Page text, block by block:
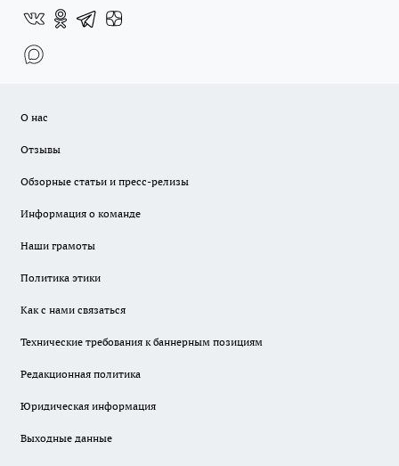
О нас
Отзывы
Обзорные статьи и пресс-релизы
Информация о команде
Наши грамоты
Политика этики
Как с нами связаться
Технические требования к баннерным позициям
Редакционная политика
Юридическая информация
Выходные данные